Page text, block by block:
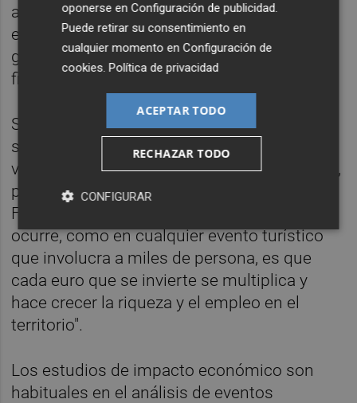
administraciones públicas y algunas
empresas privadas que identifiquen los
gastos que incurren por el desarrollo de la
fiesta.
Según los encargados del estudio, es de
sobra conocido el valor de la fiesta
valenciana en términos culturales y sociales,
pero "todavía hay quien piensa que en las
Fallas 'se quema el dinero', cuando lo que
ocurre, como en cualquier evento turístico
que involucra a miles de persona, es que
cada euro que se invierte se multiplica y
hace crecer la riqueza y el empleo en el
territorio".
Los estudios de impacto económico son
habituales en el análisis de eventos
oponerse enConfiguración de publicidad.
Puede retirar su consentimiento en
cualquier momento enConfiguración de
cookies.Política de privacidad
ACEPTAR TODO
RECHAZAR TODO
CONFIGURAR